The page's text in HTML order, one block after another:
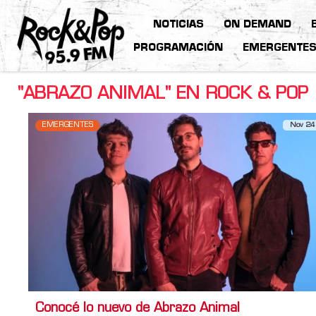
NOTICIAS ON DEMAND
PROGRAMACIÓN EMERGENTES
"ABRAZO ANIMAL" EN ROCK & POP
EMERGENTES Nov
Conocé lo nuevo de Abrazo Animal